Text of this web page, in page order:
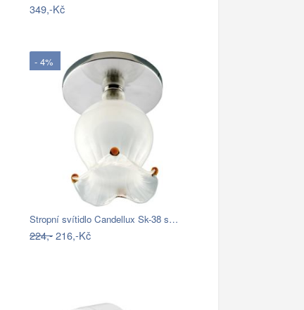
349,-Kč
- 4%
Stropní svítidlo Candellux Sk-38 s…
224,-216,-Kč